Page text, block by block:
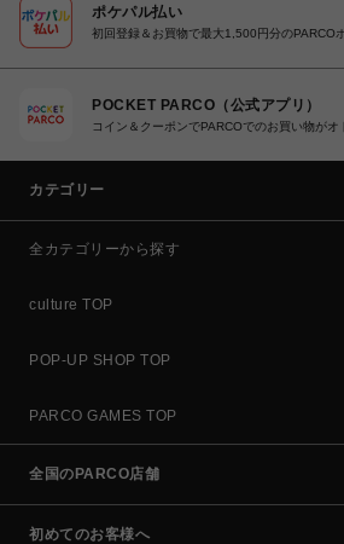
ポケパル払い
初回登録＆お買物で最大1,500円分のPARCO
POCKET PARCO（公式アプリ）
コイン＆クーポンでPARCOでのお買い物がオ
カテゴリー
全カテゴリーから探す
culture TOP
POP-UP SHOP TOP
PARCO GAMES TOP
全国のPARCO店舗
初めてのお客様へ